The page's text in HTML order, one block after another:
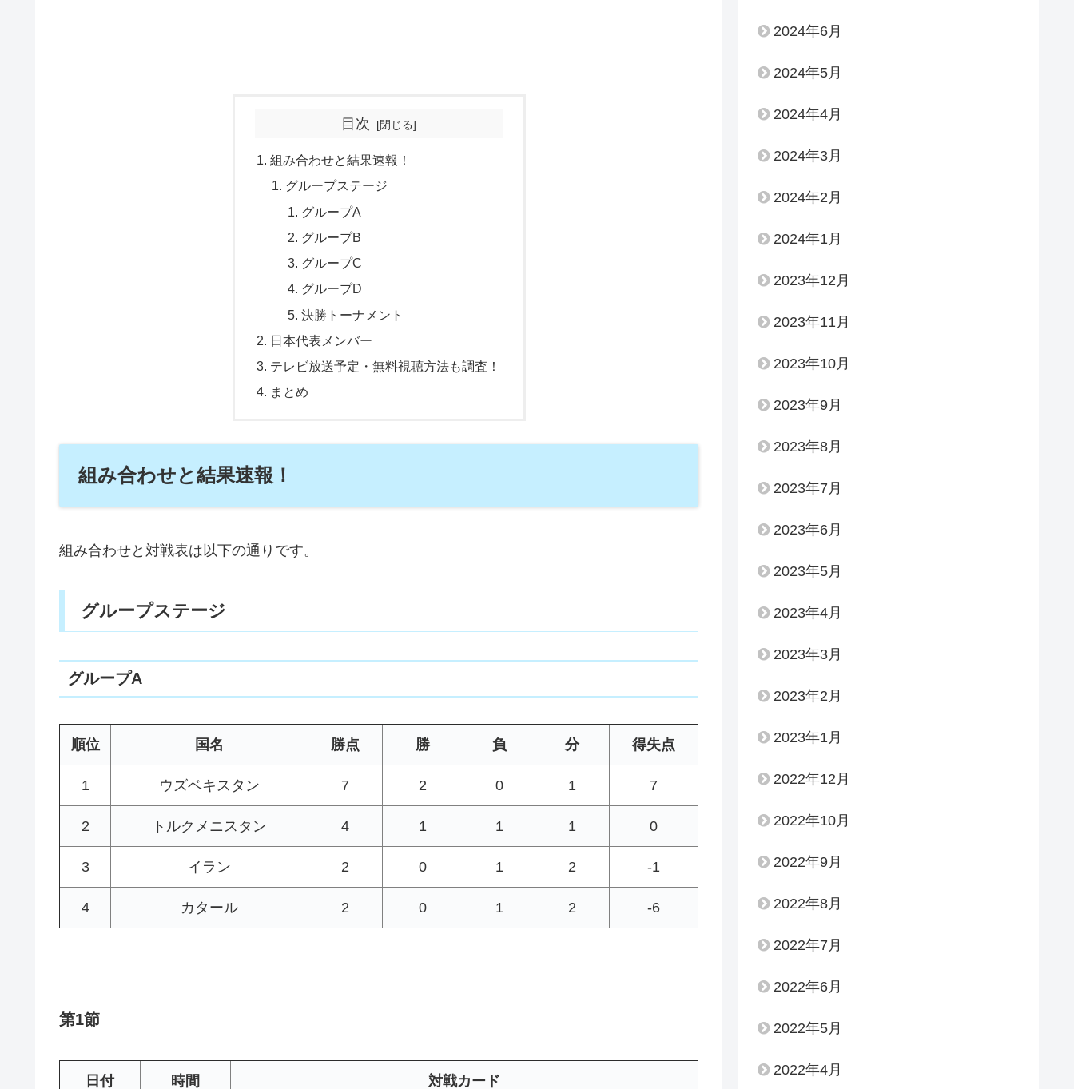
目次
組み合わせと結果速報！
グループステージ
グループA
グループB
グループC
グループD
決勝トーナメント
日本代表メンバー
テレビ放送予定・無料視聴方法も調査！
まとめ
組み合わせと結果速報！
組み合わせと対戦表は以下の通りです。
グループステージ
グループA
順位 国名 勝点 勝 負 分 得失点
1 ウズベキスタン 7 2 0 1 7
2 トルクメニスタン 4 1 1 1 0
3 イラン 2 0 1 2 -1
4 カタール 2 0 1 2 -6
第1節
日付 時間 対戦カード
2024年6月
2024年5月
2024年4月
2024年3月
2024年2月
2024年1月
2023年12月
2023年11月
2023年10月
2023年9月
2023年8月
2023年7月
2023年6月
2023年5月
2023年4月
2023年3月
2023年2月
2023年1月
2022年12月
2022年10月
2022年9月
2022年8月
2022年7月
2022年6月
2022年5月
2022年4月